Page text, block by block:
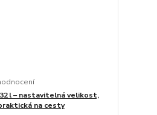
l – nastavitelná velikost,
na cesty